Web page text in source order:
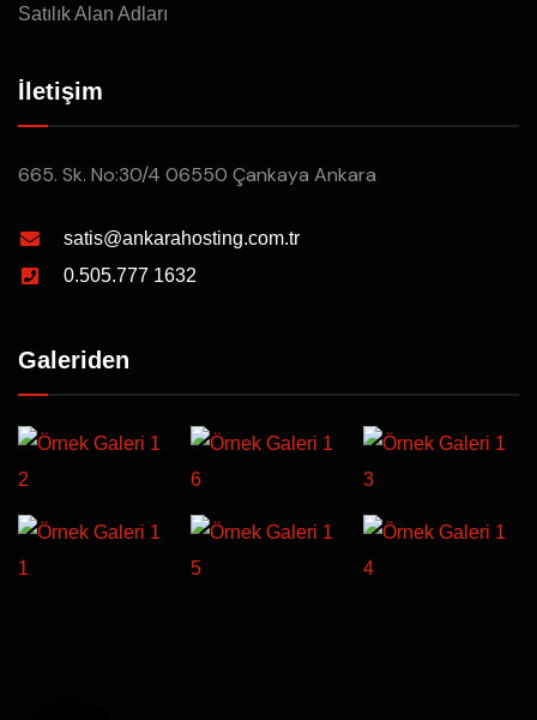
Satılık Alan Adları
İletişim
665. Sk. No:30/4 06550 Çankaya Ankara
satis@ankarahosting.com.tr
0.505.777 1632
Galeriden